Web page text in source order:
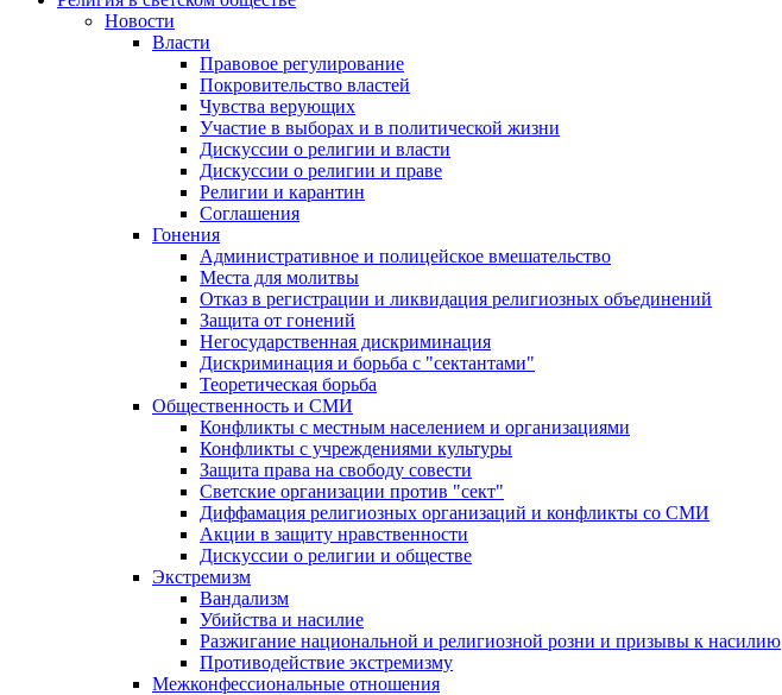
Новости
Власти
Правовое регулирование
Покровительство властей
Чувства верующих
Участие в выборах и в политической жизни
Дискуссии о религии и власти
Дискуссии о религии и праве
Религии и карантин
Соглашения
Гонения
Административное и полицейское вмешательство
Места для молитвы
Отказ в регистрации и ликвидация религиозных объединений
Защита от гонений
Негосударственная дискриминация
Дискриминация и борьба с "сектантами"
Теоретическая борьба
Общественность и СМИ
Конфликты с местным населением и организациями
Конфликты с учреждениями культуры
Защита права на свободу совести
Светские организации против "сект"
Диффамация религиозных организаций и конфликты со СМИ
Акции в защиту нравственности
Дискуссии о религии и обществе
Экстремизм
Вандализм
Убийства и насилие
Разжигание национальной и религиозной розни и призывы к насилию
Противодействие экстремизму
Межконфессиональные отношения